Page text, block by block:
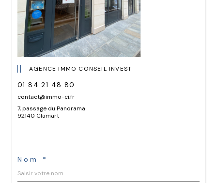
AGENCE IMMO CONSEIL INVEST
01 84 21 48 80
contact@immo-ci.fr
7, passage du Panorama
92140 Clamart
Nom *